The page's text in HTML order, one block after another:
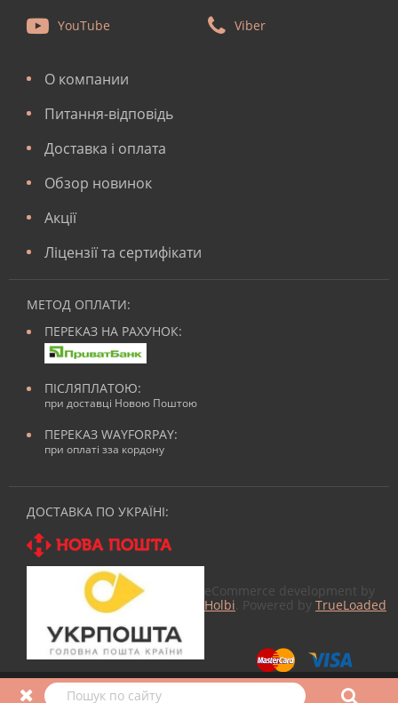
YouTube Viber
О компании
Питання-відповідь
Доставка і оплата
Обзор новинок
Акції
Ліцензії та сертифікати
МЕТОД ОПЛАТИ:
ПЕРЕКАЗ НА РАХУНОК:
ПІСЛЯПЛАТОЮ:
при доставці Новою Поштою
ПЕРЕКАЗ WAYFORPAY:
при оплаті зза кордону
ДОСТАВКА ПО УКРАЇНІ:
eCommerce development by
Holbi . Powered by TrueLoaded
© 2026 Все для манікюра